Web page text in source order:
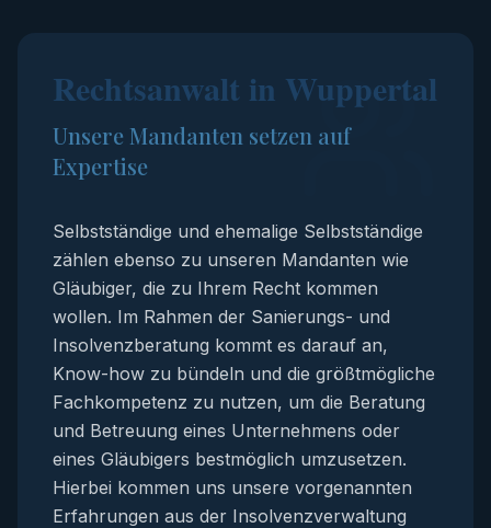
Rechtsanwalt in Wuppertal
Unsere Mandanten setzen auf
Expertise
Selbstständige und ehemalige Selbstständige
zählen ebenso zu unseren Mandanten wie
Gläubiger, die zu Ihrem Recht kommen
wollen. Im Rahmen der Sanierungs- und
Insolvenzberatung kommt es darauf an,
Know-how zu bündeln und die größtmögliche
Fachkompetenz zu nutzen, um die Beratung
und Betreuung eines Unternehmens oder
eines Gläubigers bestmöglich umzusetzen.
Hierbei kommen uns unsere vorgenannten
Erfahrungen aus der Insolvenzverwaltung